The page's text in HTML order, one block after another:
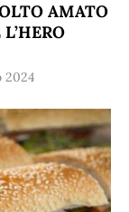
AMATO
2024